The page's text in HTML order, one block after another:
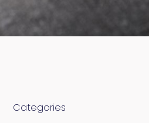
Categories